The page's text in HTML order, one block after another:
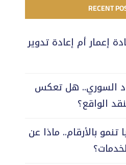
RECENT
إعمار أم إعادة تدوير
السوري.. هل تعكس
الواقع؟
بالأرقام.. ماذا عن